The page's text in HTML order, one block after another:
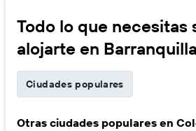
Todo lo que necesitas
alojarte en Barranquilla
Ciudades populares
Otras ciudades populares en